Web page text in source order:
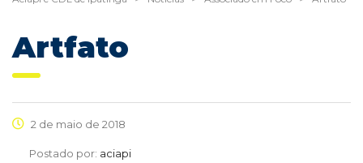
Artfato
2 de maio de 2018
Postado por: aciapi